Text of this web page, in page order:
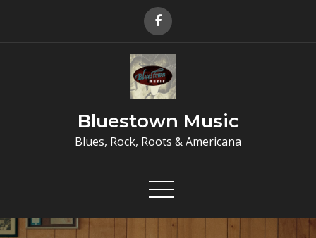
Bluestown Music
Blues, Rock, Roots & Americana